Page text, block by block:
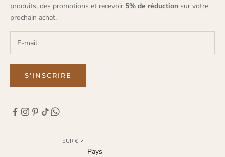
produits, des promotions et recevoir 5% de réduction sur votre
prochain achat.
S'INSCRIRE
EUR €
Pays